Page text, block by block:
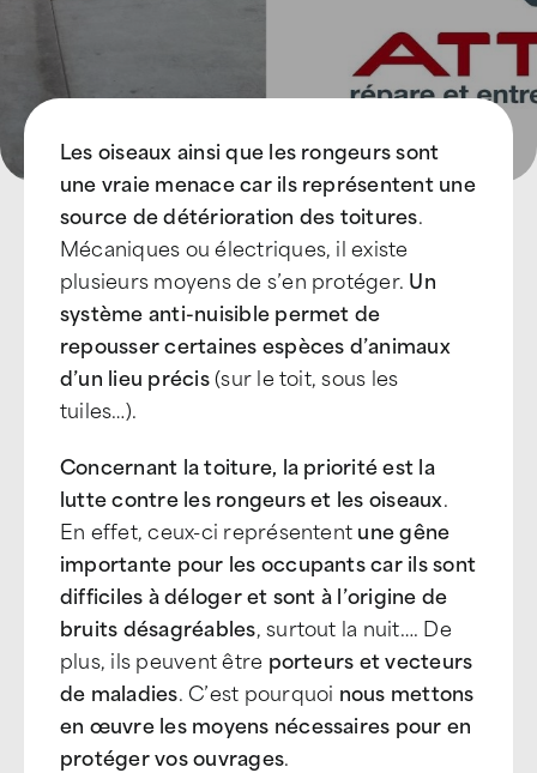
Les oiseaux ainsi que les rongeurs sont
une vraie menace car ils représentent une
source de détérioration des toitures.
Mécaniques ou électriques, il existe
plusieurs moyens de s’en protéger. Un
système anti-nuisible permet de
repousser certaines espèces d’animaux
d’un lieu précis(sur le toit, sous les
tuiles…).
Concernant la toiture, la priorité est la
lutte contre les rongeurs et les oiseaux.
En effet, ceux-ci représententune gêne
importante pour les occupants car ils sont
difficiles à déloger et sont à l’origine de
bruits désagréables, surtout la nuit…. De
plus, ils peuvent être porteurs et vecteurs
de maladies. C’est pourquoi nous mettons
en œuvre les moyens nécessaires pour en
protéger vos ouvrages.